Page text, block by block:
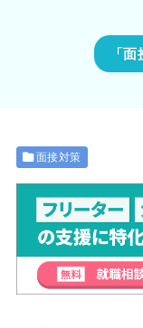
「
面接対策